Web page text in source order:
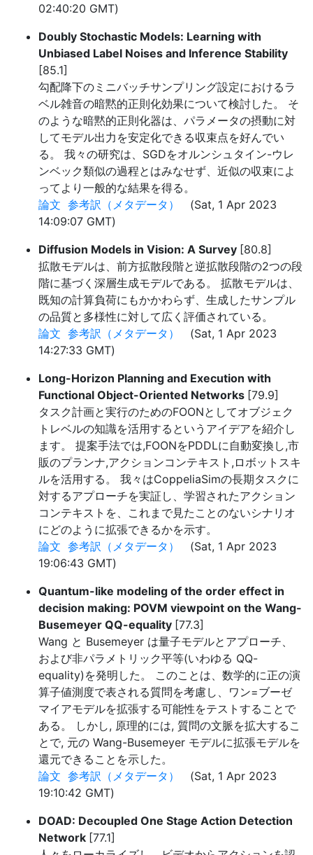
02:40:20 GMT)
Doubly Stochastic Models: Learning with
Unbiased Label Noises and Inference Stability
[85.1]
勾配降下のミニバッチサンプリング設定におけるラ
ベル雑音の暗黙的正則化効果について検討した。 そ
のような暗黙的正則化器は、パラメータの摂動に対
してモデル出力を安定化できる収束点を好んでい
る。 我々の研究は、SGDをオルンシュタイン-ウレ
ンベック類似の過程とはみなせず、近似の収束によ
ってより一般的な結果を得る。
論文 参考訳（メタデータ）
(Sat, 1 Apr 2023
14:09:07 GMT)
Diffusion Models in Vision: A Survey [80.8]
拡散モデルは、前方拡散段階と逆拡散段階の2つの段
階に基づく深層生成モデルである。 拡散モデルは、
既知の計算負荷にもかかわらず、生成したサンプル
の品質と多様性に対して広く評価されている。
論文 参考訳（メタデータ）
(Sat, 1 Apr 2023
14:27:33 GMT)
Long-Horizon Planning and Execution with
Functional Object-Oriented Networks [79.9]
タスク計画と実行のためのFOONとしてオブジェク
トレベルの知識を活用するというアイデアを紹介し
ます。 提案手法では,FOONをPDDLに自動変換し,市
販のプランナ,アクションコンテキスト,ロボットスキ
ルを活用する。 我々はCoppeliaSimの長期タスクに
対するアプローチを実証し、学習されたアクション
コンテキストを、これまで見たことのないシナリオ
にどのように拡張できるかを示す。
論文 参考訳（メタデータ）
(Sat, 1 Apr 2023
19:06:43 GMT)
Quantum-like modeling of the order effect in
decision making: POVM viewpoint on the Wang-
Busemeyer QQ-equality [77.3]
Wang と Busemeyer は量子モデルとアプローチ、
および非パラメトリック平等(いわゆる QQ-
equality)を発明した。 このことは、数学的に正の演
算子値測度で表される質問を考慮し、ワン=ブーゼ
マイアモデルを拡張する可能性をテストすることで
ある。 しかし, 原理的には, 質問の文脈を拡大するこ
とで, 元の Wang-Busemeyer モデルに拡張モデルを
還元できることを示した。
論文 参考訳（メタデータ）
(Sat, 1 Apr 2023
19:10:42 GMT)
DOAD: Decoupled One Stage Action Detection
Network [77.1]